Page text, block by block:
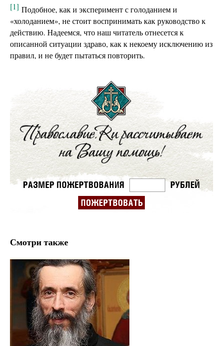
[1] Подобное, как и эксперимент с голоданием и
«холоданием», не стоит воспринимать как руководство к
действию. Надеемся, что наш читатель отнесется к
описанной ситуации здраво, как к некоему исключению из
правил, и не будет пытаться повторить.
Смотри также